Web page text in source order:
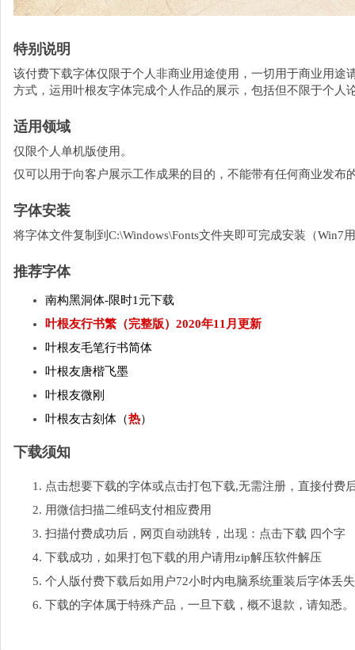
特别说明
该付费下载字体仅限于个人非商业用途使用，一切用于商业用
方式，运用叶根友字体完成个人作品的展示，包括但不限于个人
适用领域
仅限个人单机版使用。
仅可以用于向客户展示工作成果的目的，不能带有任何商业发布
字体安装
将字体文件复制到C:\Windows\Fonts文件夹即可完成安装（Win7
推荐字体
南构黑洞体-限时1元下载
叶根友行书繁（完整版）2020年11月更新
叶根友毛笔行书简体
叶根友唐楷飞墨
叶根友微刚
叶根友古刻体（热）
下载须知
点击想要下载的字体或点击打包下载,无需注册，直接付费
用微信扫描二维码支付相应费用
扫描付费成功后，网页自动跳转，出现：点击下载 四个字
下载成功，如果打包下载的用户请用zip解压软件解压
个人版付费下载后如用户72小时内电脑系统重装后字体丢
下载的字体属于特殊产品，一旦下载，概不退款，请知悉。